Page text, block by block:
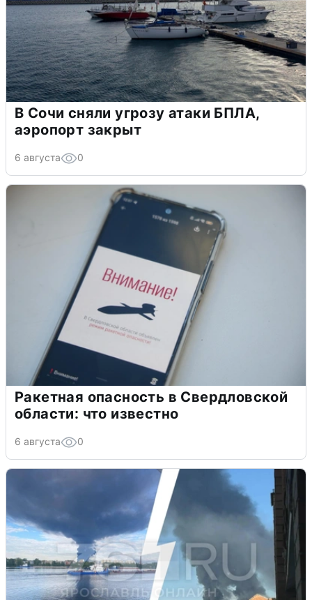
В Сочи сняли угрозу атаки БПЛА,
аэропорт закрыт
6 августа 0
Ракетная опасность в Свердловской
области: что известно
6 августа 0